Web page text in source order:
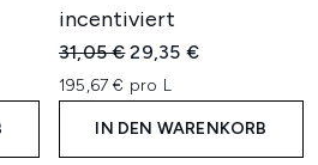
incentiviert
Unverbindliche
31,05 €Aktueller Preis:
29,35 €
195,67 € pro L
IN DEN WARENKORB